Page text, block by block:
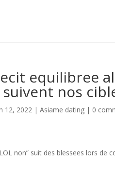
equilibree
nos
12, 2022 |Asiame dating | 0
non” suit des blessees lors de